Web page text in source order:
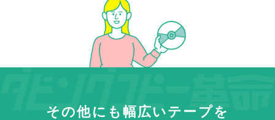
その他にも幅広いテープを